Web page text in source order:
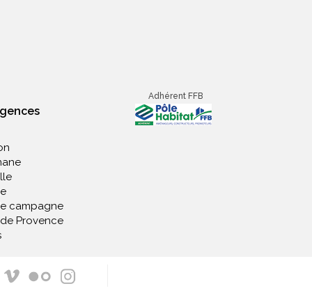
campagne
Provence
Adhérent FFB